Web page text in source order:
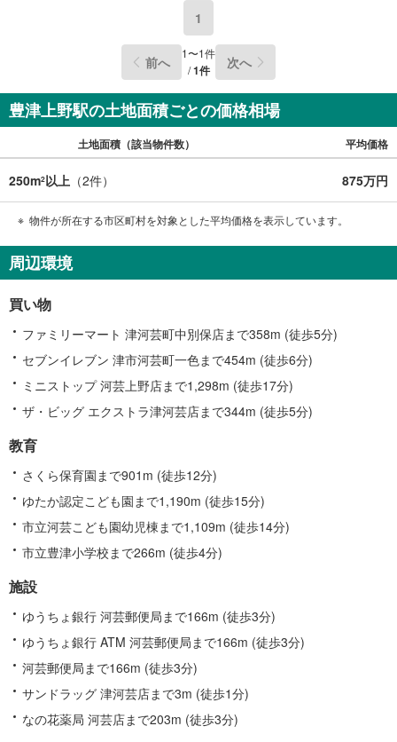
1
前へ 1〜1件
/1件 次へ
豊津上野駅の土地面積ごとの価格相場
土地面積（該当物件数） 平均価格
250m2以上 （2件） 875万円
物件が所在する市区町村を対象とした平均価格を表示しています。
周辺環境
買い物
ファミリーマート 津河芸町中別保店まで358m (徒歩5分)
セブンイレブン 津市河芸町一色まで454m (徒歩6分)
ミニストップ 河芸上野店まで1,298m (徒歩17分)
ザ・ビッグ エクストラ津河芸店まで344m (徒歩5分)
教育
さくら保育園まで901m (徒歩12分)
ゆたか認定こども園まで1,190m (徒歩15分)
市立河芸こども園幼児棟まで1,109m (徒歩14分)
市立豊津小学校まで266m (徒歩4分)
施設
ゆうちょ銀行 河芸郵便局まで166m (徒歩3分)
ゆうちょ銀行 ATM 河芸郵便局まで166m (徒歩3分)
河芸郵便局まで166m (徒歩3分)
サンドラッグ 津河芸店まで3m (徒歩1分)
なの花薬局 河芸店まで203m (徒歩3分)